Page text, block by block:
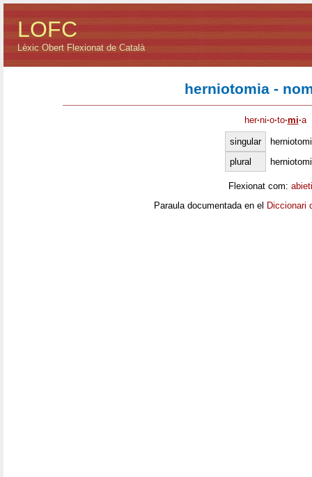
LOFC
Lèxic Obert Flexionat de Català
herniotomia -
her·ni·o·to·mi·a
singular
plural
Flexionat com:
Paraula documentada en el Diccionari